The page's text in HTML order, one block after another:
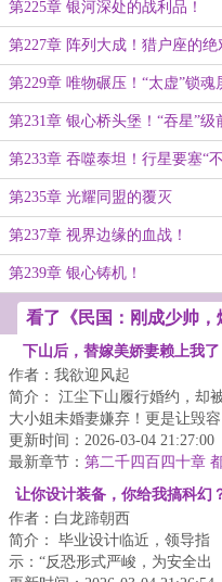
第225章 银河深处的战利品！
第227章 阵列大成！猎户座的绝
铁幕！
第229章 唯物碾压！“太虚”锁魂
障！
第231章 银心桥头堡！“吞星”级
哨站拔地起！
第233章 吞噬泰坦！行星要塞“
山”
第235章 光耀同盟的覆灭
第237章 视界边缘的血战！
第239章 银心铸机！
看了《民国：刚成少帅
下山后，替嫁美娇妻赖上我了
作者：我欲迎风起
简介： 江尘下山履行婚约，却
大小姐未婚妻嫌弃！更是让毁容
的二小姐替姐嫁夫！
更新时间：2026-03-04 21:27:00
最新章节： 第二千四百四十章
不许动
让你设计装备，你给我搞科幻
作者：白龙蹄朝西
简介： 毕业设计临近，领导指
示：“反恐形式严峻，为安全出